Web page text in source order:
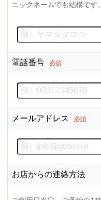
ニックネームでも結構です。
電話番号 必須
メールアドレス 必須
お店からの連絡方法